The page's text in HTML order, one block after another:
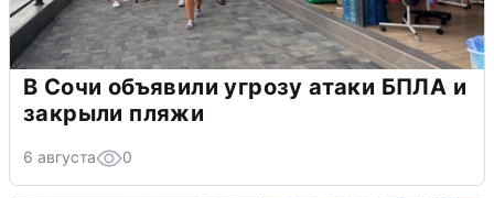
В Сочи объявили угрозу атаки БПЛА и
закрыли пляжи
6 августа 0